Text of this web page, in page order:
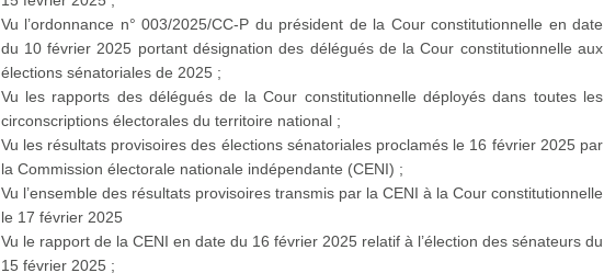
Vu l’ordonnance n° 003/2025/CC-P du président de la Cour constitutionnelle en date
du 10 février 2025 portant désignation des délégués de la Cour constitutionnelle aux
élections sénatoriales de 2025 ;
Vu les rapports des délégués de la Cour constitutionnelle déployés dans toutes les
circonscriptions électorales du territoire national ;
Vu les résultats provisoires des élections sénatoriales proclamés le 16 février 2025 par
la Commission électorale nationale indépendante (CENI) ;
Vu l’ensemble des résultats provisoires transmis par la CENI à la Cour constitutionnelle
le 17 février 2025
Vu le rapport de la CENI en date du 16 février 2025 relatif à l’élection des sénateurs du
15 février 2025 ;